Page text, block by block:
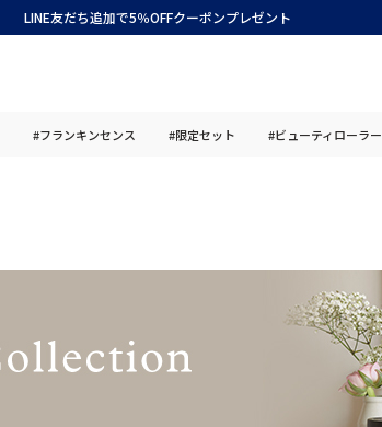
LINE友だち追加で5％OFFクーポンプレゼント
#フランキンセンス #限定セット #ビューティローラー